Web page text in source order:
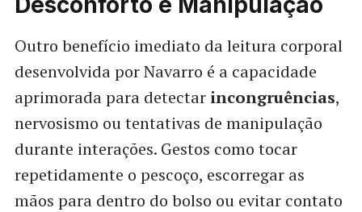
Outro benefício imediato da leitura corporal
desenvolvida por Navarro é a capacidade
aprimorada para detectar incongruências,
nervosismo ou tentativas de manipulação
durante interações. Gestos como tocar
repetidamente o pescoço, escorregar as
mãos para dentro do bolso ou evitar contato